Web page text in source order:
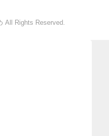
All Rights Reserved.